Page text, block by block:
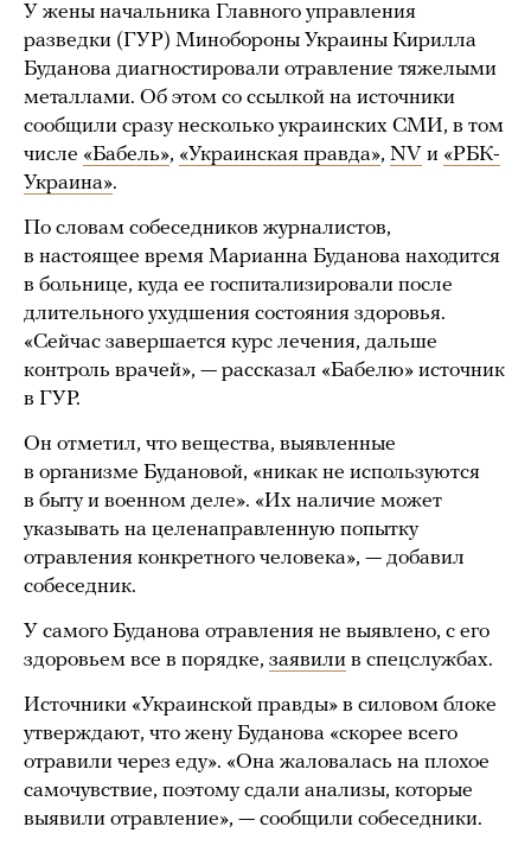
У жены начальника Главного управления
разведки (ГУР) Минобороны Украины Кирилла
Буданова диагностировали отравление тяжелыми
металлами. Об этом со ссылкой на источники
сообщили сразу несколько украинских СМИ, в том
числе «Бабель», «Украинская правда», NV и «РБК-
Украина».
По словам собеседников журналистов,
в настоящее время Марианна Буданова находится
в больнице, куда ее госпитализировали после
длительного ухудшения состояния здоровья.
«Сейчас завершается курс лечения, дальше
контроль врачей», — рассказал «Бабелю» источник
в ГУР.
Он отметил, что вещества, выявленные
в организме Будановой, «никак не используются
в быту и военном деле». «Их наличие может
указывать на целенаправленную попытку
отравления конкретного человека», — добавил
собеседник.
У самого Буданова отравления не выявлено, с его
здоровьем все в порядке, заявили в спецслужбах.
Источники «Украинской правды» в силовом блоке
утверждают, что жену Буданова «скорее всего
отравили через еду». «Она жаловалась на плохое
самочувствие, поэтому сдали анализы, которые
выявили отравление», — сообщили собеседники.